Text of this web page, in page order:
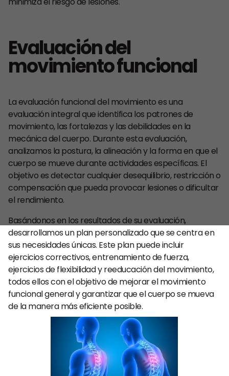
Evaluación del
movimiento funcional
La evaluación funcional del movimiento es una
evaluación integral que identifica los patrones de
movimiento, las fortalezas y las debilidades en la
mecánica del cuerpo. Durante esta evaluación,
analizamos la postura, la alineación y la forma en que el
cuerpo se mueve durante actividades específicas. El
objetivo es detectar cualquier desequilibrio, restricción o
compensación que pueda provocar lesiones o dificultar
el rendimiento.
Basándonos en los resultados de su evaluación,
desarrollamos un plan personalizado que se centra en
sus necesidades únicas. Este plan puede incluir
ejercicios correctivos, entrenamiento de fuerza,
ejercicios de flexibilidad y reeducación del movimiento,
todos ellos con el objetivo de mejorar el movimiento
funcional general y garantizar que el cuerpo se mueva
de la manera más eficiente posible.